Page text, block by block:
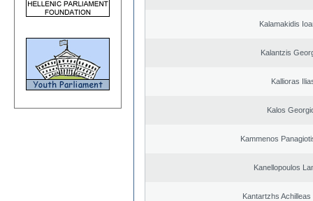
Kalamakidis
Kalantzis
Kallioras
Kalos
Kammenos
Kanellopoulos
Kantartzhs Achilleas